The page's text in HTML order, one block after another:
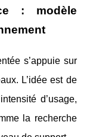
: modèle
s’appuie sur
L’idée est de
d’usage,
la recherche